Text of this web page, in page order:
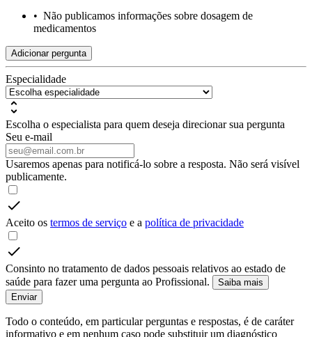
• Não publicamos informações sobre dosagem de
medicamentos
Adicionar pergunta
Especialidade
Escolha o especialista para quem deseja direcionar sua pergunta
Seu e-mail
Usaremos apenas para notificá-lo sobre a resposta. Não será visível
publicamente.
Aceito os termos de serviço e a política de privacidade
Consinto no tratamento de dados pessoais relativos ao estado de
saúde para fazer uma pergunta ao Profissional.
Saiba mais
Enviar
Todo o conteúdo, em particular perguntas e respostas, é de caráter
informativo e em nenhum caso pode substituir um diagnóstico